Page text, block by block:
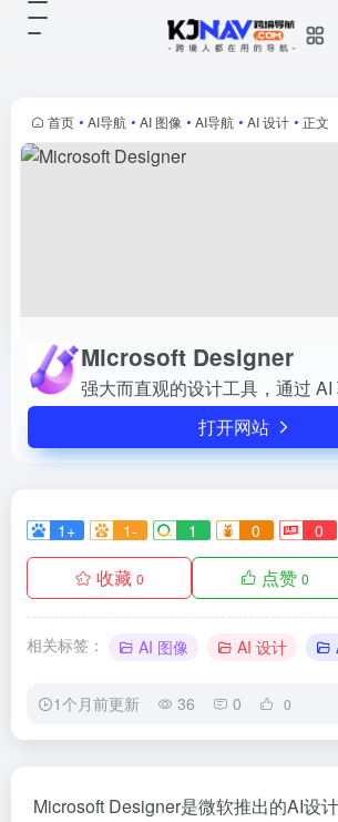
首页 • AI导航 • AI 图像 • AI导航 • AI 设计 • 正文
Microsoft Designer
打开网站
1+ 1- 1 0 0
收藏 0 点赞 0
相关标签： AI 图像 AI 设计
1个月前更新 36 0 0
一无二的 AI 生成图像，将创意变为
现实。
Microsoft Designer是微软推出的AI设